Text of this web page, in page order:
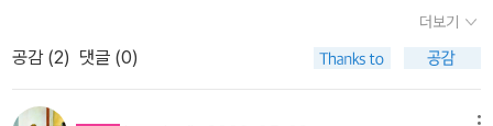
한 인상을 주었는지 알 수 있는 대목입니다. 아무튼 그런데도 전 케인
이 쓴 원작은 물론, 영화로 제작된 네 편의 작품조차 보지 못했습니다.
망이 참으로 성기긴 성긴 모양입니다.다행스럽게도 늦었지만 케인의
시각이 들어난 책입니다.역시 읽어볼만한 책이죠. 9 1929 붉은 수확
하드보일드의 창시자 대쉴 해밋의 붉은 수확이네요.무명의 탐정 콘
티넨탈 욥이 나오는 이 책은 이른바 추리기계가 아닌 살아있는 인간
이 나오는 작품입니다.대쉴 해밋을 좀더 읽으시겠다면 황가판 대실
a Highsmith 43. One Lonely Night (1951) / Mickey Spillan
e's 44. The Killer inside me (1952) 내 안의 살인마 / Jim Thom
53) / Ernest K. Gann 46. Invasion of the Body Snatchers
of the Cat (Avon)Blake, Nicholas. The Beast Must Die (cur
rently unavailable) Block, Lawrence. When the Sacred Gin
mill Closes (Avon) Brand, Christianna. Green for Danger (C
더보기
공감 (2) 댓글 (0)